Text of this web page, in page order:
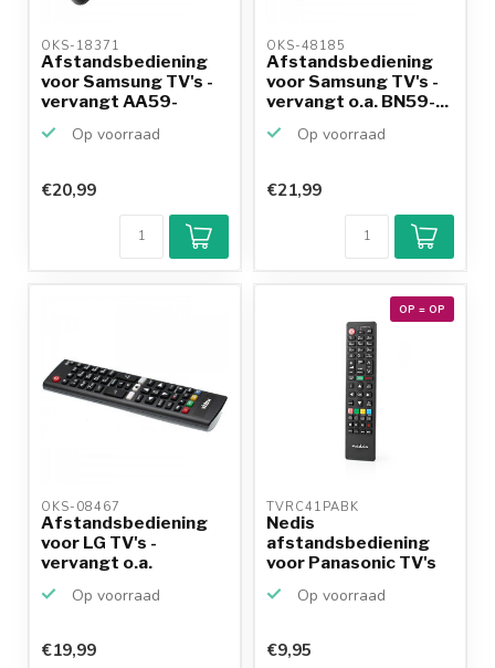
OKS-18371
Afstandsbediening
voor Samsung TV's -
vervangt AA59-
Op voorraad
€20,99
OKS-48185
Afstandsbediening
voor Samsung TV's -
vervangt o.a. BN59-...
Op voorraad
€21,99
OKS-08467
Afstandsbediening
voor LG TV's -
vervangt o.a.
Op voorraad
€19,99
OP = OP
TVRC41PABK
Nedis
afstandsbediening
voor Panasonic TV's
Op voorraad
€9,95